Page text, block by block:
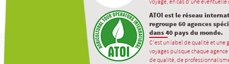
ATOI est le réseau
regroupe 60 agences
dans 40 pays du monde.
C’est un label de qualité et
voyages puisque chaque
de qualité, de